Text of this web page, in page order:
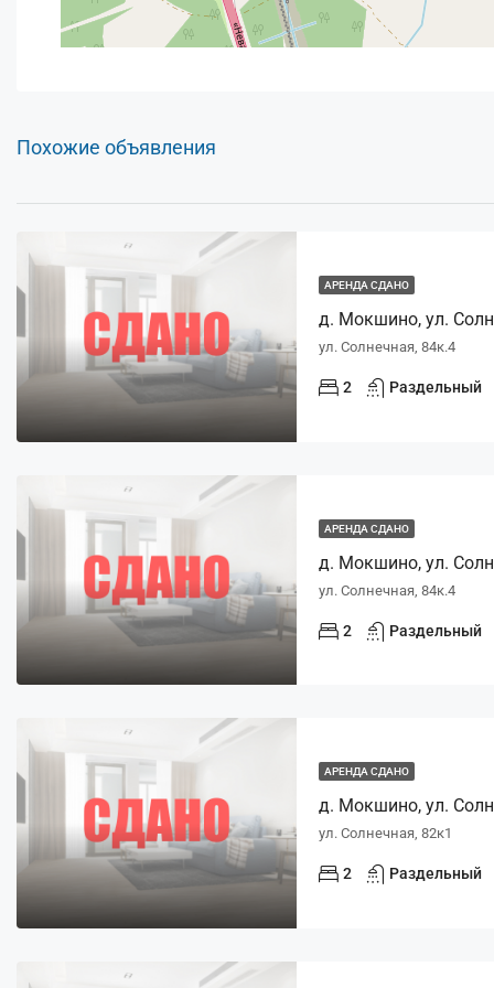
Похожие объявления
АРЕНДА СДАНО
д. Мокшино, ул.
ул. Солнечная, 84к.4
2 Раздельный
АРЕНДА СДАНО
д. Мокшино, ул.
ул. Солнечная, 84к.4
2 Раздельный
АРЕНДА СДАНО
д. Мокшино, ул.
ул. Солнечная, 82к1
2 Раздельный